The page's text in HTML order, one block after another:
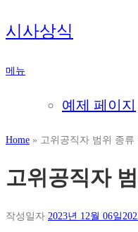
내
용
로
기
시사상식
메뉴
예제 페이지
Home » 고위공직자 범위 종류
고위공직자
작성일자 2023년 12월 06일